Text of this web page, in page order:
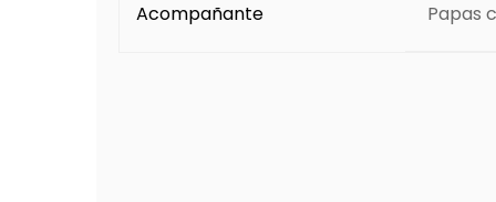
Acompañante Papas